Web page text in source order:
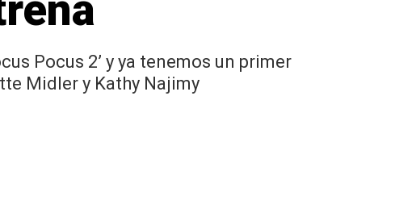
Pocus 2’ y ya tenemos un primer
Midler y Kathy Najimy